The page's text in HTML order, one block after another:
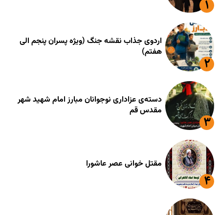
اردوی جذاب نقشه جنگ (ویژه پسران پنجم الی
هفتم)
دسته‌ی عزاداری نوجوانان مبارز امام شهید شهر
مقدس قم
مقتل خوانی عصر عاشورا